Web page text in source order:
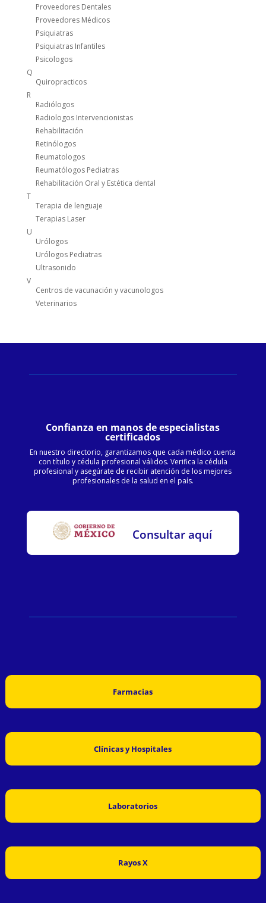
Proveedores Dentales
Proveedores Médicos
Psiquiatras
Psiquiatras Infantiles
Psicologos
Q
Quiropracticos
R
Radiólogos
Radiologos Intervencionistas
Rehabilitación
Retinólogos
Reumatologos
Reumatólogos Pediatras
Rehabilitación Oral y Estética dental
T
Terapia de lenguaje
Terapias Laser
U
Urólogos
Urólogos Pediatras
Ultrasonido
V
Centros de vacunación y vacunologos
Veterinarios
Confianza en manos de especialistas
certificados
En nuestro directorio, garantizamos que cada médico cuenta
con título y cédula profesional válidos. Verifica la cédula
profesional y asegúrate de recibir atención de los mejores
profesionales de la salud en el país.
Consultar aquí
Farmacias
Clínicas y Hospitales
Laboratorios
Rayos X